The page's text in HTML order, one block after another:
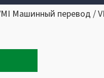
Машинный перевод /